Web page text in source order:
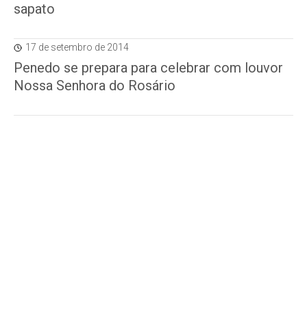
sapato
17 de setembro de 2014
Penedo se prepara para celebrar com louvor
Nossa Senhora do Rosário